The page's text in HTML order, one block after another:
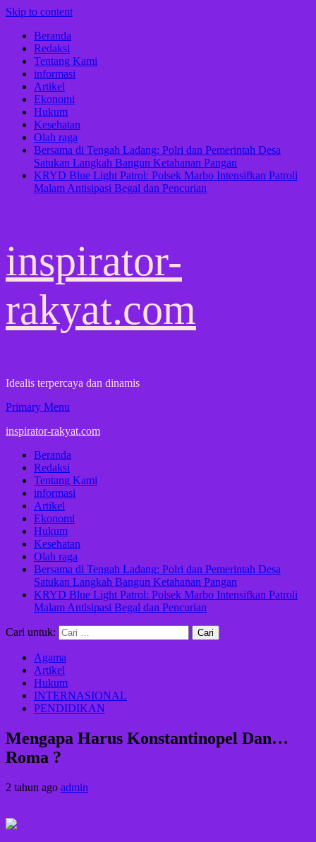
Skip to content
Beranda
Redaksi
Tentang Kami
informasi
Artikel
Ekonomi
Hukum
Kesehatan
Olah raga
Bersama di Tengah Ladang: Polri dan Pemerintah Desa
Satukan Langkah Bangun Ketahanan Pangan
KRYD Blue Light Patrol: Polsek Marbo Intensifkan Patroli
Malam Antisipasi Begal dan Pencurian
inspirator-
rakyat.com
Idealis terpercaya dan dinamis
Primary Menu
inspirator-rakyat.com
Beranda
Redaksi
Tentang Kami
informasi
Artikel
Ekonomi
Hukum
Kesehatan
Olah raga
Bersama di Tengah Ladang: Polri dan Pemerintah Desa
Satukan Langkah Bangun Ketahanan Pangan
KRYD Blue Light Patrol: Polsek Marbo Intensifkan Patroli
Malam Antisipasi Begal dan Pencurian
Cari untuk:
Agama
Artikel
Hukum
INTERNASIONAL
PENDIDIKAN
Mengapa Harus Konstantinopel Dan…
Roma ?
2 tahun ago admin